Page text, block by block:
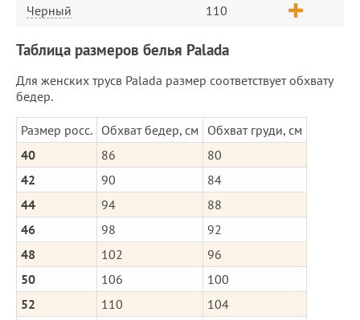
Черный 110
Таблица размеров белья Palada
Для женских трусв Palada размер соответствует обхвату
бедер.
Размер росс. Обхват бедер, см
Обхват груди, см
40
86
80
42
90
84
44
94
88
46
98
92
48
102
96
50
106
100
52
110
104